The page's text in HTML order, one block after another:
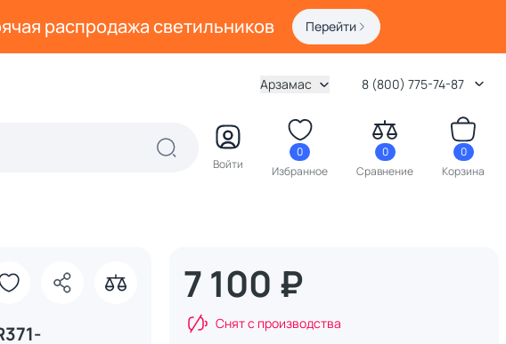
распродажа светильников Перейти
Арзамас 8 (800) 775-74-87
Войти
0
Избранное
0
Сравнение
0
Корзина
7 100 ₽
Снят с производства